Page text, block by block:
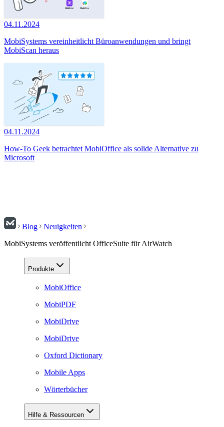
04.11.2024
MobiSystems vereinheitlicht Büroanwendungen und bringt
MobiScan heraus
04.11.2024
How-To Geek betrachtet MobiOffice als solide Alternative zu
Microsoft
Blog
Neuigkeiten
MobiSystems veröffentlicht OfficeSuite für AirWatch
Produkte
MobiOffice
MobiPDF
MobiDrive
MobiDrive
Oxford Dictionary
Mobile Apps
Wörterbücher
Hilfe & Ressourcen